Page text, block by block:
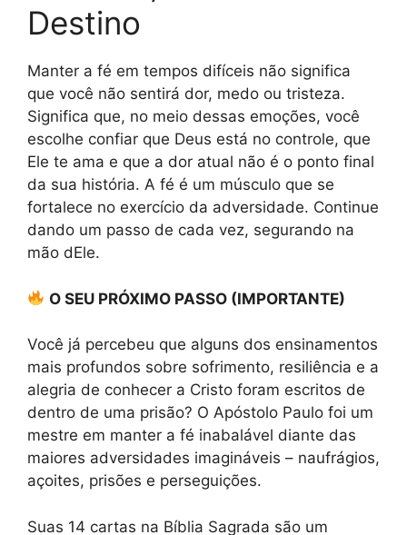
Destino
Manter a fé em tempos difíceis não significa
que você não sentirá dor, medo ou tristeza.
Significa que, no meio dessas emoções, você
escolhe confiar que Deus está no controle, que
Ele te ama e que a dor atual não é o ponto final
da sua história. A fé é um músculo que se
fortalece no exercício da adversidade. Continue
dando um passo de cada vez, segurando na
mão dEle.
O SEU PRÓXIMO PASSO (IMPORTANTE)
Você já percebeu que alguns dos ensinamentos
mais profundos sobre sofrimento, resiliência e a
alegria de conhecer a Cristo foram escritos de
dentro de uma prisão? O Apóstolo Paulo foi um
mestre em manter a fé inabalável diante das
maiores adversidades imagináveis – naufrágios,
açoites, prisões e perseguições.
Suas 14 cartas na Bíblia Sagrada são um